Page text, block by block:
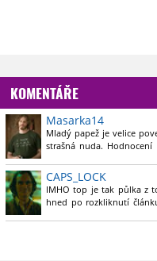
KOMENTÁŘE
Masarka14
Mladý papež je velice
strašná nuda.
CAPS_LOCK
IMHO top je tak půlka z
hned po rozkliknutí
českých minisériích, tak